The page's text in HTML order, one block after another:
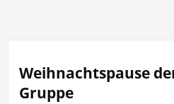
Weihnachtspause
Gruppe